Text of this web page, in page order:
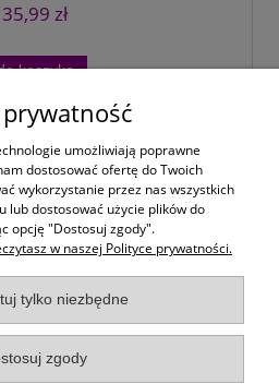
35,99 zł
koszyka
1 2 »
Moje konto
i dostawa
O Firmie
umożliwiają poprawne
dostosować ofertę do Twoich
wykorzystanie przez nas wszystkich
lub dostosować użycie plików do
opcję "Dostosuj zgody".
w naszej Polityce prywatności.
tylko niezbędne
zgody